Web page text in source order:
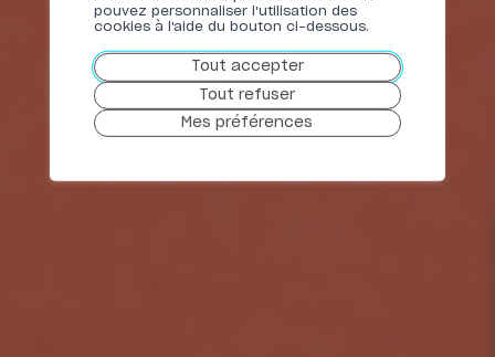
pouvez personnaliser l'utilisation des
cookies à l'aide du bouton ci-dessous.
Tout accepter
Tout refuser
Mes préférences